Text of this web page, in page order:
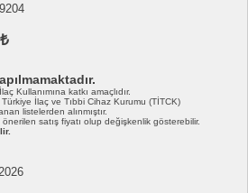
Kullanımına katkı amaçlıdır.
Türkiye İlaç ve Tıbbi Cihaz Kurumu (TİTCK)
listelerden alınmıştır.
satış fiyatı olup değişkenlik gösterebilir.